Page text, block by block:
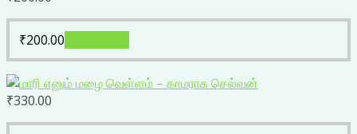
₹200.00
₹330.00